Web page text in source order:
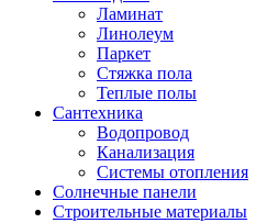
Ламинат
Линолеум
Паркет
Стяжка пола
Теплые полы
Сантехника
Водопровод
Канализация
Системы отопления
Солнечные панели
Строительные материалы